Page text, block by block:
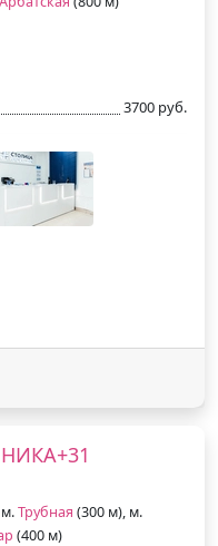
3700 руб.
Трубная (300 м), м.
(400 м)